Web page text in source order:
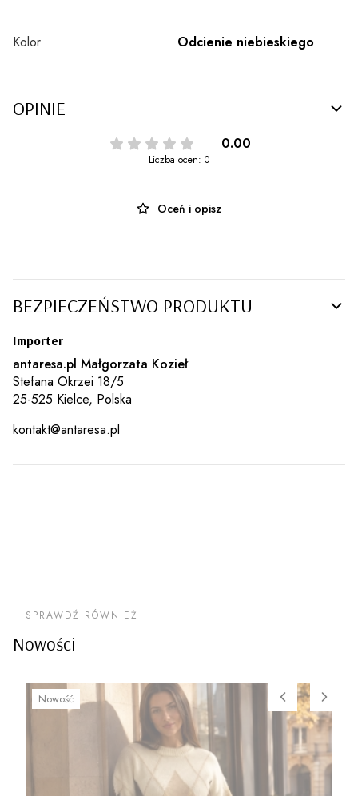
Kolor Odcienie niebieskiego
OPINIE
0.00
Liczba ocen: 0
Oceń i opisz
BEZPIECZEŃSTWO PRODUKTU
Importer
antaresa.pl Małgorzata Kozieł
Stefana Okrzei 18/5
25-525 Kielce, Polska
kontakt@antaresa.pl
Nowości
SPRAWDŹ RÓWNIEŻ
Nowość